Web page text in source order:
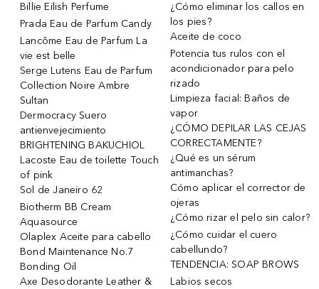
Billie Eilish Perfume
Prada Eau de Parfum Candy
Lancôme Eau de Parfum La
vie est belle
Serge Lutens Eau de Parfum
Collection Noire Ambre
Sultan
Dermocracy Suero
antienvejecimiento
BRIGHTENING BAKUCHIOL
Lacoste Eau de toilette Touch
of pink
Sol de Janeiro 62
Biotherm BB Cream
Aquasource
Olaplex Aceite para cabello
Bond Maintenance No.7
Bonding Oil
Axe Desodorante Leather &
¿Cómo eliminar los callos en
los pies?
Aceite de coco
Potencia tus rulos con el
acondicionador para pelo
rizado
Limpieza facial: Baños de
vapor
¿CÓMO DEPILAR LAS CEJAS
CORRECTAMENTE?
¿Qué es un sérum
antimanchas?
Cómo aplicar el corrector de
ojeras
¿Cómo rizar el pelo sin calor?
¿Cómo cuidar el cuero
cabellundo?
TENDENCIA: SOAP BROWS
Labios secos